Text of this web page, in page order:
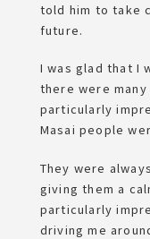
told him to take
future.
I was glad that I
there were
particularly
Masai people
They were
giving them a
particularly
driving me